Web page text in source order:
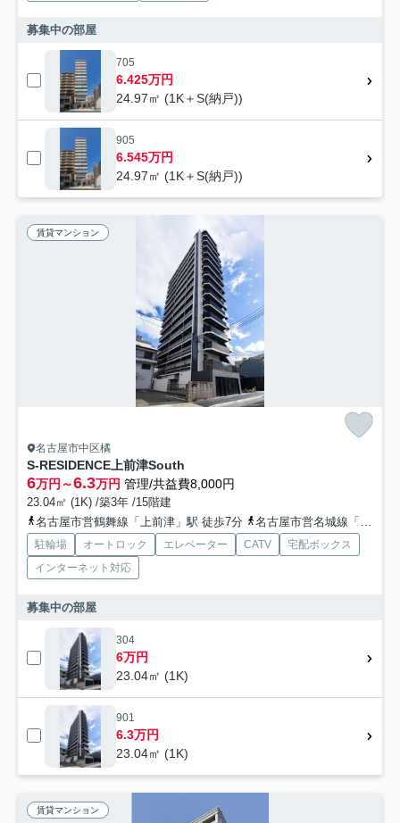
募集中の部屋
705
6.425万円
24.97㎡ (1K＋S(納戸))
905
6.545万円
24.97㎡ (1K＋S(納戸))
賃貸マンション
名古屋市中区橘
S-RESIDENCE上前津South
6万円～6.3万円 管理/共益費8,000円
23.04㎡ (1K) /築3年 /15階建
名古屋市営鶴舞線「上前津」駅 徒歩7分
名古屋市営名城線「東別院」駅 徒歩10分
駐輪場 オートロック エレベーター CATV
宅配ボックス
インターネット対応
募集中の部屋
304
6万円
23.04㎡ (1K)
901
6.3万円
23.04㎡ (1K)
賃貸マンション